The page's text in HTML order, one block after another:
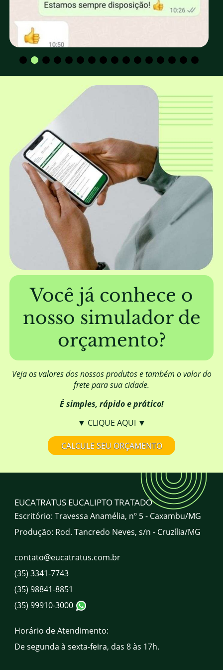
Os valores para CPF e CNPJ são os mesmos?
Qual a altura padrão dos mourões
utilizados para construção de cerca e
Qual o diâmetro mais utilizado para
construção de cerca e curral?
Além dos mourões roliços, a EUCATRATUS
também trabalha com mourões
quadrados?
A EUCATRATUS trabalha com mourões
furados?
Além de fornecer a madeira, a EUCATRATUS
também elabora projetos de construção?
Posso aplicar algum produto para
melhorar o aspecto visual da madeira?
Qual é a origem da madeira da
EUCATRATUS?
A madeira da EUCATRATUS necessita de
Onde comprar mourão de eucalipto
tratado em Minas Gerais? Qual a
A EUCATRATUS atende todo o Brasil?
Qual o horário de atendimento da
Quais são os canais de atendimento da
EUCATRATUS?
Você já conhece o
nosso simulador de
orçamento?
Veja os valores dos nossos produtos e também o valor do
frete para sua cidade.
É simples, rápido e prático!
▼ CLIQUE AQUI ▼
CALCULE SEU ORÇAMENTO
EUCATRATUS EUCALIPTO TRATADO
Escritório: Travessa Anamélia, nº 5 - Caxambu/MG
Produção: Rod. Tancredo Neves, s/n - Cruzília/MG
contato@eucatratus.com.br
(35) 3341-7743
(35) 98841-8851
(35) 99910-3000
Horário de Atendimento:
De segunda à sexta-feira, das 8 às 17h.